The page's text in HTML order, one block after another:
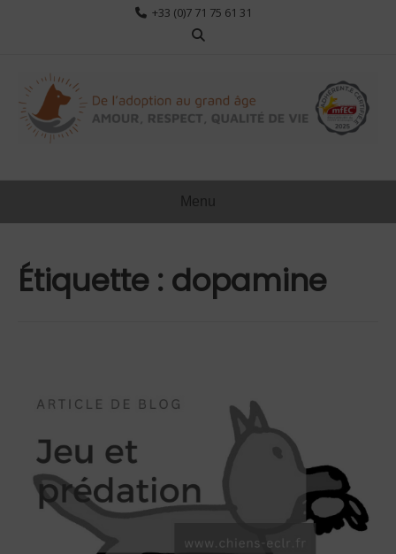
+33 (0)7 71 75 61 31
Menu
Étiquette : dopamine